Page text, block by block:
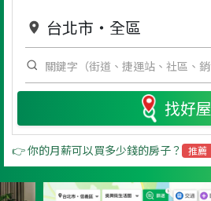
台北市 ・ 全區
找好屋
👉 你的月薪可以買多少錢的房子？ 推薦